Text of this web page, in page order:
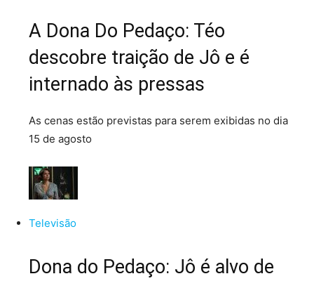
A Dona Do Pedaço: Téo
descobre traição de Jô e é
internado às pressas
As cenas estão previstas para serem exibidas no dia
15 de agosto
Televisão
Dona do Pedaço: Jô é alvo de